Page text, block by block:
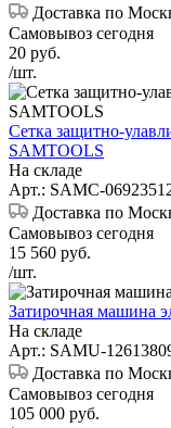
Доставка по
Самовывоз сегодня
20 руб.
/шт.
Сетка защитно-
SAMTOOLS
На складе
Арт.: SAMC-
Доставка по
Самовывоз сегодня
15 560 руб.
/шт.
Затирочная машина
На складе
Арт.: SAMU-
Доставка по
Самовывоз сегодня
105 000 руб.